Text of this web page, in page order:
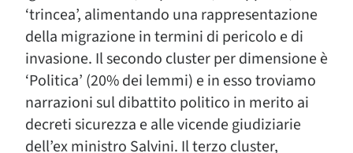
‘trincea’, alimentando una rappresentazione
della migrazione in termini di pericolo e di
invasione. Il secondo cluster per dimensione è
‘Politica’ (20% dei lemmi) e in esso troviamo
narrazioni sul dibattito politico in merito ai
decreti sicurezza e alle vicende giudiziarie
dell’ex ministro Salvini. Il terzo cluster,